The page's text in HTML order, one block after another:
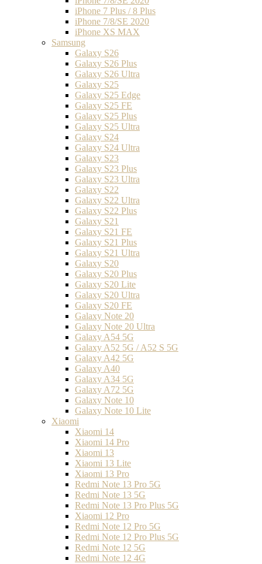
iPhone 7 Plus / 8 Plus
iPhone 7/8/SE 2020
iPhone XS MAX
Samsung
Galaxy S26
Galaxy S26 Plus
Galaxy S26 Ultra
Galaxy S25
Galaxy S25 Edge
Galaxy S25 FE
Galaxy S25 Plus
Galaxy S25 Ultra
Galaxy S24
Galaxy S24 Ultra
Galaxy S23
Galaxy S23 Plus
Galaxy S23 Ultra
Galaxy S22
Galaxy S22 Ultra
Galaxy S22 Plus
Galaxy S21
Galaxy S21 FE
Galaxy S21 Plus
Galaxy S21 Ultra
Galaxy S20
Galaxy S20 Plus
Galaxy S20 Lite
Galaxy S20 Ultra
Galaxy S20 FE
Galaxy Note 20
Galaxy Note 20 Ultra
Galaxy A54 5G
Galaxy A52 5G / A52 S 5G
Galaxy A42 5G
Galaxy A40
Galaxy A34 5G
Galaxy A72 5G
Galaxy Note 10
Galaxy Note 10 Lite
Xiaomi
Xiaomi 14
Xiaomi 14 Pro
Xiaomi 13
Xiaomi 13 Lite
Xiaomi 13 Pro
Redmi Note 13 Pro 5G
Redmi Note 13 5G
Redmi Note 13 Pro Plus 5G
Xiaomi 12 Pro
Redmi Note 12 Pro 5G
Redmi Note 12 Pro Plus 5G
Redmi Note 12 5G
Redmi Note 12 4G